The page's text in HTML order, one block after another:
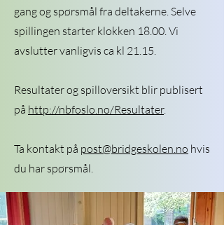
gang og spørsmål fra deltakerne. Selve
spillingen starter klokken 18.00. Vi
avslutter vanligvis ca kl 21.15.
Resultater og spilloversikt blir publisert
på http://nbfoslo.no/Resultater.
Ta kontakt på post@bridgeskolen.no hvis
du har spørsmål.